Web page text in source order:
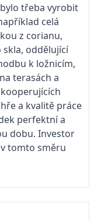
třeba vyrobit
celá
z corianu,
skla, oddělující
k ložnicím,
terasách a
a kvalitě práce
perfektní a
dobu. Investor
tomto směru